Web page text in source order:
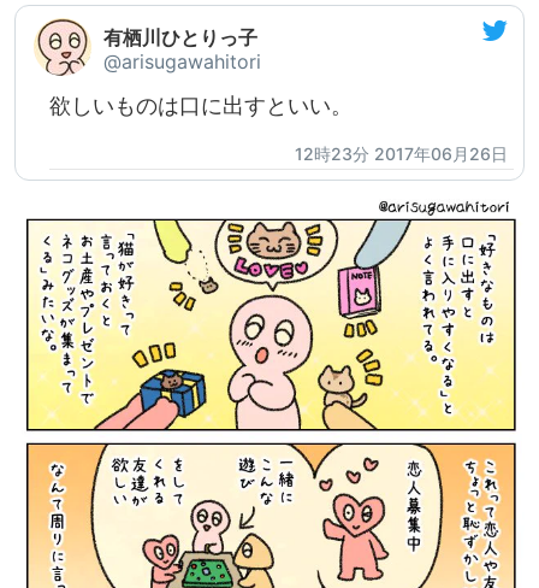
有栖川ひとりっ子
@arisugawahitori
欲しいものは口に出すといい。
12時23分 2017年06月26日